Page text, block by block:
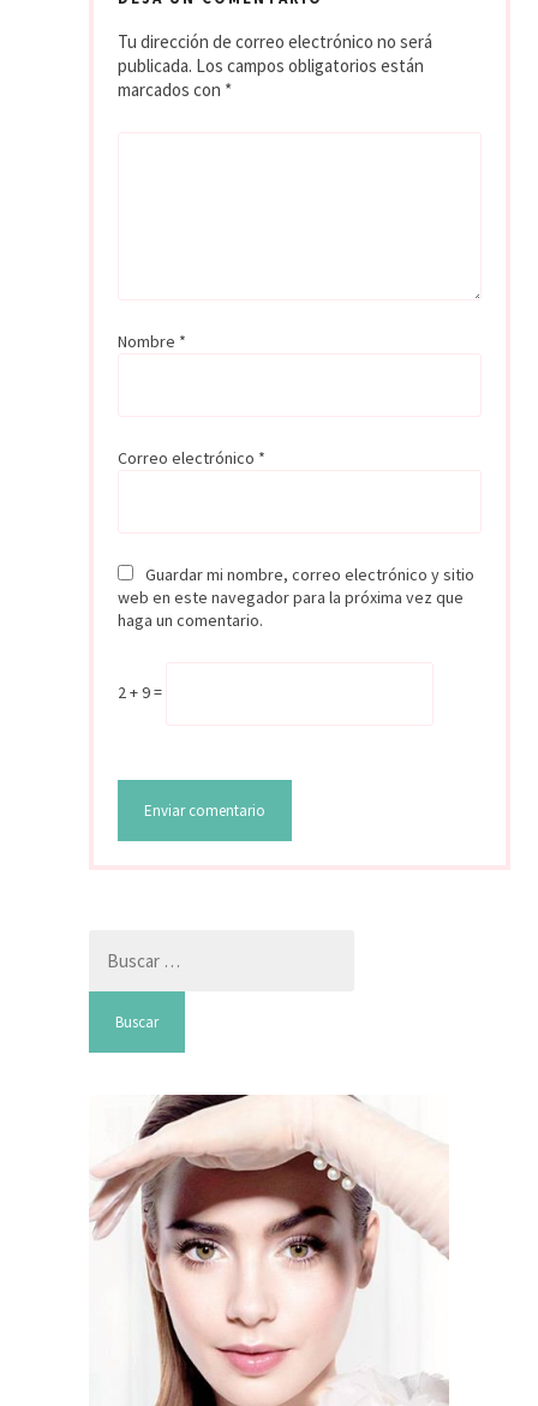
Tu dirección de correo electrónico no será
publicada. Los campos obligatorios están
marcados con *
Nombre *
Correo electrónico *
Guardar mi nombre, correo electrónico y sitio
web en este navegador para la próxima vez que
haga un comentario.
2 + 9 =